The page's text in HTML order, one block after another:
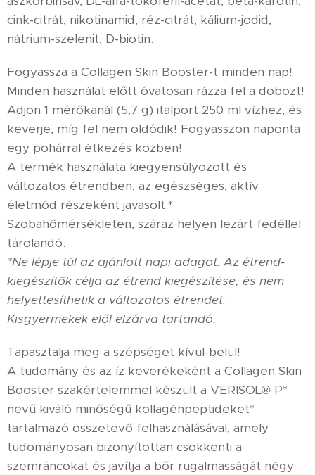
cink-citrát, nikotinamid, réz-citrát, kálium-jodid,
nátrium-szelenit, D-biotin.
Fogyassza a Collagen Skin Booster-t minden nap!
Minden használat előtt óvatosan rázza fel a dobozt!
Adjon 1 mérőkanál (5,7 g) italport 250 ml vízhez, és
keverje, míg fel nem oldódik! Fogyasszon naponta
egy pohárral étkezés közben!
A termék használata kiegyensúlyozott és
változatos étrendben, az egészséges, aktív
életmód részeként javasolt.*
Szobahőmérsékleten, száraz helyen lezárt fedéllel
tárolandó.
*Ne lépje túl az ajánlott napi adagot. Az étrend-
kiegészítők célja az étrend kiegészítése, és nem
helyettesíthetik a változatos étrendet.
Kisgyermekek elől elzárva tartandó.
Tapasztalja meg a szépséget kívül-belül!
A tudomány és az íz keverékeként a Collagen Skin
Booster szakértelemmel készült a VERISOL® P*
nevű kiváló minőségű kollagénpeptideket*
tartalmazó összetevő felhasználásával, amely
tudományosan bizonyítottan csökkenti a
szemráncokat és javítja a bőr rugalmasságát négy